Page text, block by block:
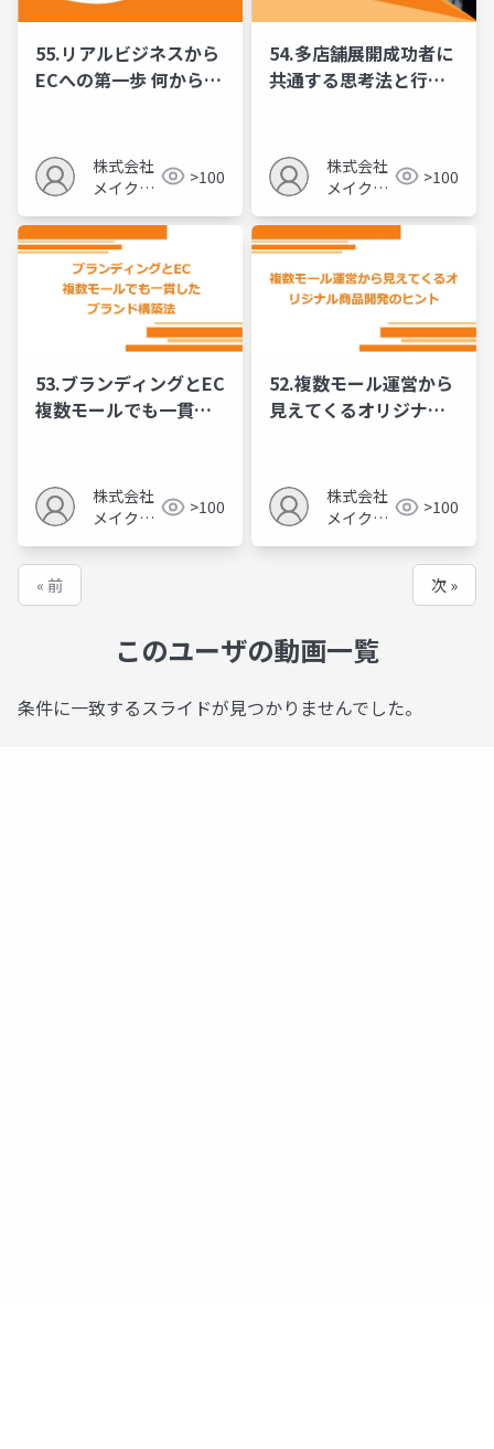
55.リアルビジネスから
ECへの第一歩 何から始
株式会社
メイクア
>100
54.多店舗展開成功者に
共通する思考法と行動
株式会社
メイクア
>100
53.ブランディングとEC
複数モールでも一貫し
株式会社
メイクア
>100
52.複数モール運営から
見えてくるオリジナル
株式会社
メイクア
>100
« 前 次 »
このユーザの動画一覧
条件に一致するスライドが見つかりませんでした。